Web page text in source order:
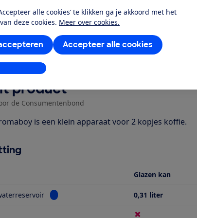
alle cookies’ te klikken ga je akkoord met het
deze cookies. Meer over cookies.
Accepteer alle cookies
aanpassen
Al lid? Log in
product
de Consumentenbond
is een klein apparaat voor 2 kopjes koffie.
informatie voor Type kan Glazen kan
Bekijk informatie voor Max. inhoud
0,31 liter
voor Timer